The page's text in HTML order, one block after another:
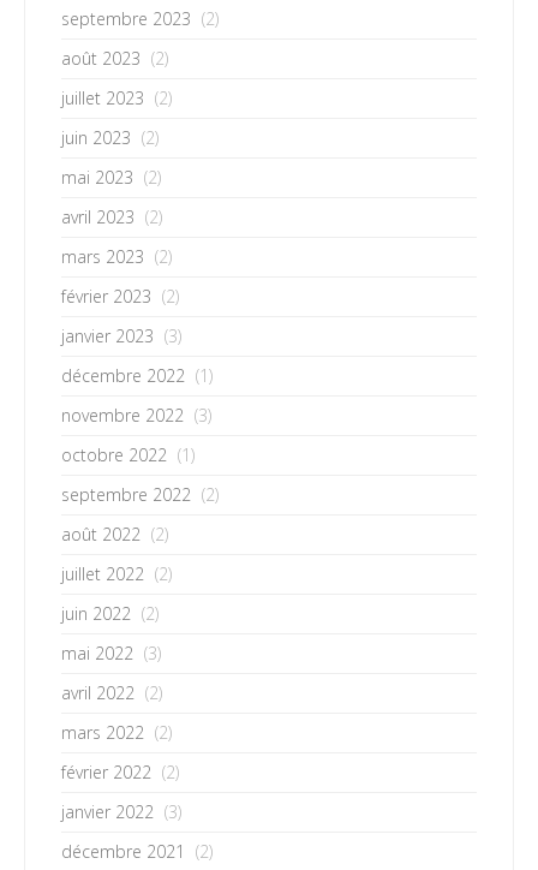
septembre 2023 (2)
août 2023 (2)
juillet 2023 (2)
juin 2023 (2)
mai 2023 (2)
avril 2023 (2)
mars 2023 (2)
février 2023 (2)
janvier 2023 (3)
décembre 2022 (1)
novembre 2022 (3)
octobre 2022 (1)
septembre 2022 (2)
août 2022 (2)
juillet 2022 (2)
juin 2022 (2)
mai 2022 (3)
avril 2022 (2)
mars 2022 (2)
février 2022 (2)
janvier 2022 (3)
décembre 2021
(2)